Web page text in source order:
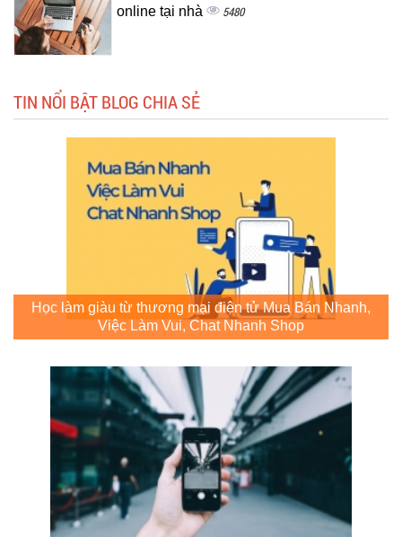
online tại nhà
5480
TIN NỔI BẬT BLOG CHIA SẺ
Học làm giàu từ thương mại điện tử Mua Bán Nhanh,
Việc Làm Vui, Chat Nhanh Shop